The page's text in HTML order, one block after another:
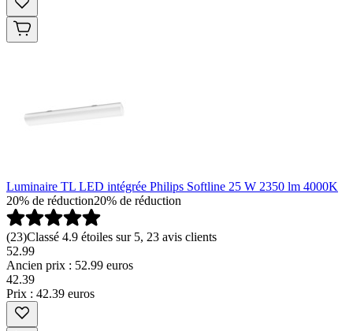
Luminaire TL LED intégrée Philips Softline 25 W 2350 lm 4000K
20% de réduction20% de réduction
(23)Classé 4.9 étoiles sur 5, 23 avis clients
52.99
Ancien prix : 52.99 euros
42.39
Prix : 42.39 euros